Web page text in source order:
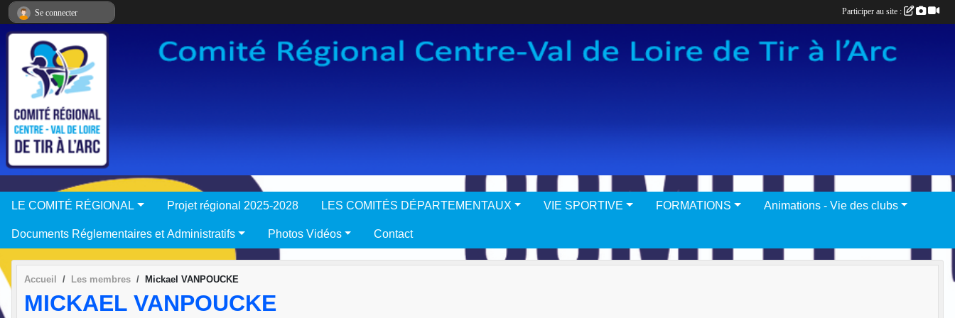
LE COMITÉ RÉGIONAL Projet régional 2025-2028 LES COMITÉS DÉPARTEMENTAUX VIE SPORTIVE FORMATIONS Animations - Vie des clubs
Documents Réglementaires et Administratifs Photos Vidéos Contact
Accueil Les membres Mickael VANPOUCKE
MICKAEL VANPOUCKE
Se connecter Participer au site :
Panneau de gestion des cookies